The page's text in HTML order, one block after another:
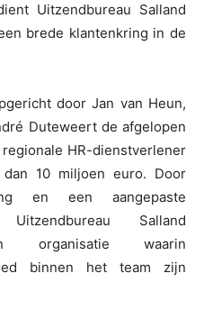
Uitzendbureau Salland
brede klantenkring in de
door Jan van Heun,
Duteweert de afgelopen
HR-dienstverlener
10 miljoen euro. Door
en een aangepaste
Salland
organisatie waarin
binnen het team zijn